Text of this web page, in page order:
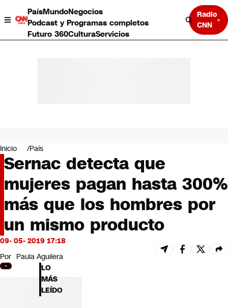
PaísMundoNegocios
Podcast y Programas completos
Futuro 360CulturaServicios
Radio
CNN
Negocios
Deportes
Programas completos
Cultura
Servicios
Bits
CNN tiempo
Futuro 360
Inicio País
Sernac detecta que
mujeres pagan hasta 300%
más que los hombres por
un mismo producto
09- 05- 2019 17:18
Por Paula Aguilera
LO
MÁS
LEÍDO